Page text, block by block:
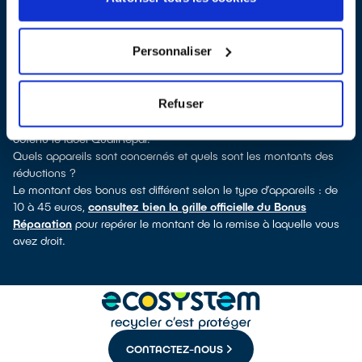
Personnaliser
Refuser
verrez pour quels types d’appareils ce professionnel a obtenu le
label. Congélateur, sèche-linge, petit électroménager, télé,
son réparateur spécialisé et labellisé QualiRépar.
Consulter l’annuaire
Comment bénéficier du Bonus Réparation à Agneaux ?
Immédiatement déduit de la facture par le réparateur, le Bonus
Réparation est en vigueur chez tous les réparateurs qui ont
obtenu le label QualiRépar.
Quels appareils sont concernés et quels sont les montants des
réductions ?
Le montant des bonus est différent selon le type d’appareils : de
10 à 45 euros, consultez bien la grille officielle du Bonus
Réparation pour repérer le montant de la remise à laquelle vous
avez droit.
CONTACTEZ-NOUS